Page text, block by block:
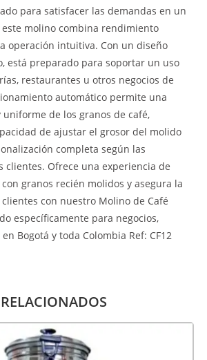
para satisfacer las demandas en un
molino combina rendimiento
operación intuitiva. Con un diseño
está preparado para soportar un uso
restaurantes u otros negocios de
automático permite una
de los granos de café,
de ajustar el grosor del molido
completa según las
clientes. Ofrece una experiencia de
granos recién molidos y asegura la
con nuestro Molino de Café
específicamente para negocios,
Bogotá y toda Colombia Ref: CF12